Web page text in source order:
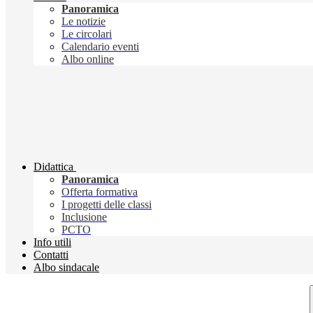
Panoramica
Le notizie
Le circolari
Calendario eventi
Albo online
Didattica
Panoramica
Offerta formativa
I progetti delle classi
Inclusione
PCTO
Info utili
Contatti
Albo sindacale